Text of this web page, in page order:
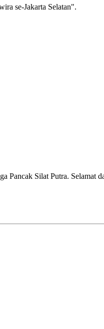
se-Jakarta Selatan".
Silat Putra. Selamat